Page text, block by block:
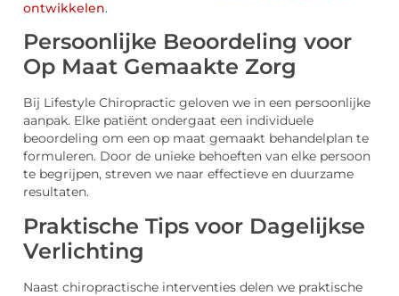
ontwikkelen.
Persoonlijke Beoordeling voor
Op Maat Gemaakte Zorg
Bij Lifestyle Chiropractic geloven we in een persoonlijke
aanpak. Elke patiënt ondergaat een individuele
beoordeling om een op maat gemaakt behandelplan te
formuleren. Door de unieke behoeften van elke persoon
te begrijpen, streven we naar effectieve en duurzame
resultaten.
Praktische Tips voor Dagelijkse
Verlichting
Naast chiropractische interventies delen we praktische